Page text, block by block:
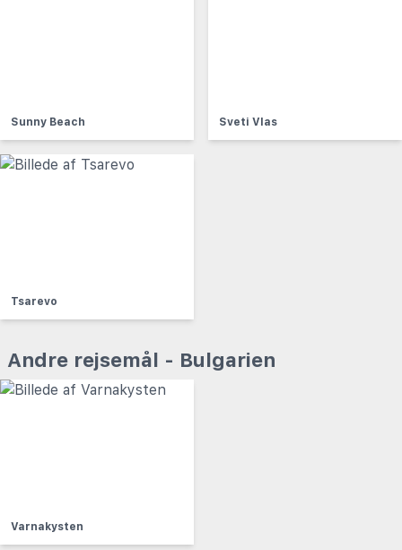
Sunny Beach Sveti Vlas
Tsarevo
Andre rejsemål - Bulgarien
Varnakysten